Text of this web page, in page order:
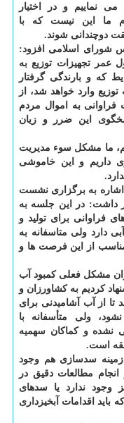
نماییم و در اختیار
ما این نیست که با
دوچندانی شوند.
شورای اسلامی افزود:
عمر تجهیزات توزیع به
و بارندگی گرفتار
وارد خواهد شد، از
به اموال مردم
این ضرر و زیان
ما مشکل سوء مدیریت
داریم و این خاموشی
به برگزاری نشست
داشت: در این جلسه به
فراوانی برای تولید و
دارد ولی متاسفانه به
از این فرصت ها و
مشکل فعلی کمبود آب
کردیم به کشاورزان و
تا از آب آشامیدنی برای
ولی متأسفانه با
نشده و کماکان سهمیه
است.
سدسازی هم وجود
مطالعات دقیق در
وجود ندارد یا سدهای
باید اقدامات آبخیزداری